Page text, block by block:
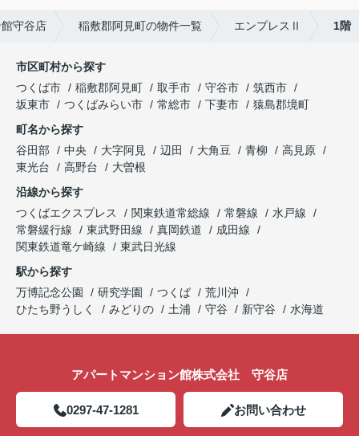
守谷店 稲敷郡阿見町の物件一覧 エンプレスⅡ 1階
市区町村から探す
つくば市
稲敷郡阿見町 取手市 守谷市
筑西市
坂東市
つくばみらい市 常総市 下妻市
猿島郡境町
町名から探す
谷田部
中央 大字阿見 辺田 大角豆 青柳
高見原
東光台
高野台
大曽根
沿線から探す
つくばエクスプレス
関東鉄道常総線 常磐線
水戸線
常磐緩行線
東武野田線 真岡鉄道
成田線
関東鉄道竜ケ崎線
東武日光線
駅から探す
万博記念公園
研究学園 つくば
荒川沖
ひたち野うしく
みどりの 土浦 守谷 新守谷 水海道
アパートマンション館株式会社 守谷店
0297-47-1281 お問い合わせ